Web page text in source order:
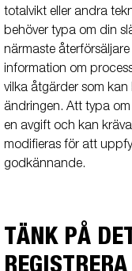
totalvikt eller andra
behöver typa om din
närmaste
information om
vilka åtgärder som
ändringen. Att typa
en avgift och kan
modifieras för att
godkännande.
TÄNK PÅ
REGISTRERA